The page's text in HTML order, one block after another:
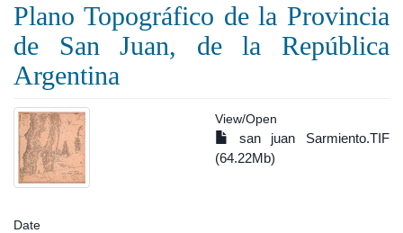
Plano Topográfico de la Provincia
de San Juan, de la República
Argentina
View/Open
san juan Sarmiento.TIF
(64.22Mb)
Date